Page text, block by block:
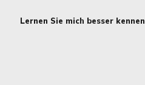
Lernen Sie mich besser kennen